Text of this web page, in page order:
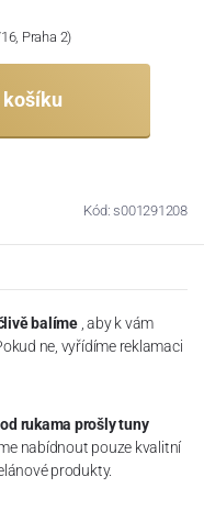
Praha 2)
košíku
Kód: s001291208
balíme , aby k vám
ne, vyřídíme reklamaci
rukama prošly tuny
nabídnout pouze kvalitní
produkty.